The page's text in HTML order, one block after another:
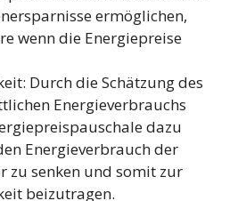
ermöglichen,
wenn die Energiepreise
Durch die Schätzung des
Energieverbrauchs
dazu
Energieverbrauch der
zu senken und somit zur
beizutragen.